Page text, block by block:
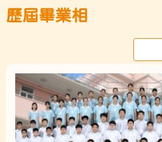
歷屆畢業相